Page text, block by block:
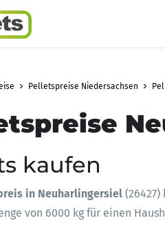
Pelletspreise Niedersachsen
kaufen
in Neuharlingersiel
von 6000 kg für einen